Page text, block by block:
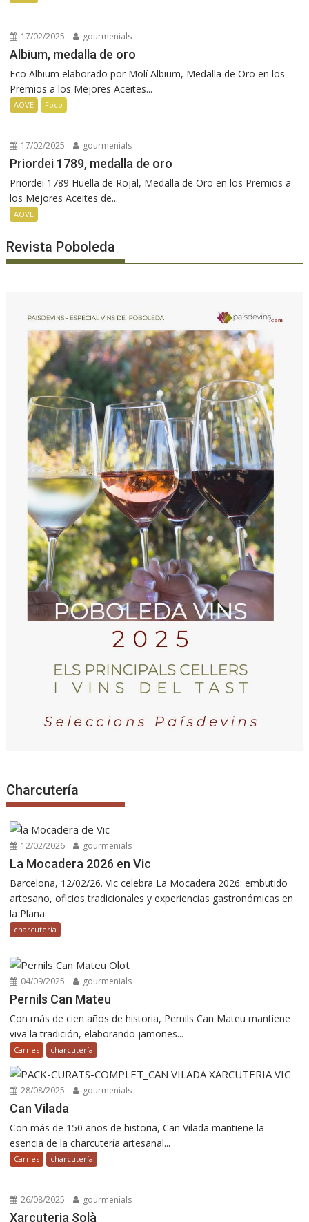
17/02/2025 gourmenials
Albium, medalla de oro
Eco Albium elaborado por Molí Albium, Medalla de Oro en los
Premios a los Mejores Aceites...
AOVE Foco
17/02/2025 gourmenials
Priordei 1789, medalla de oro
Priordei 1789 Huella de Rojal, Medalla de Oro en los Premios a
los Mejores Aceites de...
AOVE
Revista Poboleda
Charcutería
12/02/2026 gourmenials
La Mocadera 2026 en Vic
Barcelona, 12/02/26. Vic celebra La Mocadera 2026: embutido
artesano, oficios tradicionales y experiencias gastronómicas en
la Plana.
charcutería
04/09/2025 gourmenials
Pernils Can Mateu
Con más de cien años de historia, Pernils Can Mateu mantiene
viva la tradición, elaborando jamones...
Carnes charcutería
28/08/2025 gourmenials
Can Vilada
Con más de 150 años de historia, Can Vilada mantiene la
esencia de la charcutería artesanal...
Carnes charcutería
26/08/2025 gourmenials
Xarcuteria Solà